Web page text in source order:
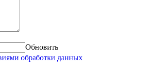
Обновить
обработки данных